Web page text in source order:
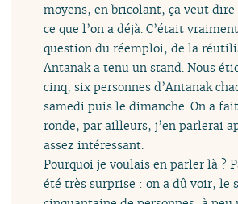
moyens, en bricolant, ça veut
ce que l’on a déjà. C’était
question du réemploi, de la
Antanak a tenu un stand. Nous
cinq, six personnes d’Antanak
samedi puis le dimanche. On a
ronde, par ailleurs, j’en parlerai
assez intéressant.
Pourquoi je voulais en parler là ?
été très surprise : on a dû voir, le